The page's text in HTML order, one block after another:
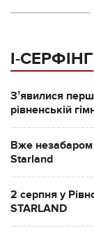
І-СЕРФІНГ
Зʼявилися
рівненській
Вже незабаром
Starland
2 серпня у
STARLAND